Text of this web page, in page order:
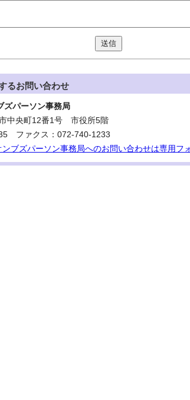
送信
るお問い合わせ
ズパーソン事務局
中央町12番1号 市役所5階
ファクス：072-740-1233
ブズパーソン事務局へのお問い合わせは専用フ